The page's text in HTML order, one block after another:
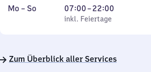
Montag
Mo – So,
inkl. Feiertage
07:00–22:00
Von
7
22
inkl. Feiertage
Zum Überblick aller Services